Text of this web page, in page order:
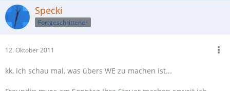
Specki
Fortgeschrittener
12. Oktober 2011
kk, ich schau mal, was übers WE zu machen ist...